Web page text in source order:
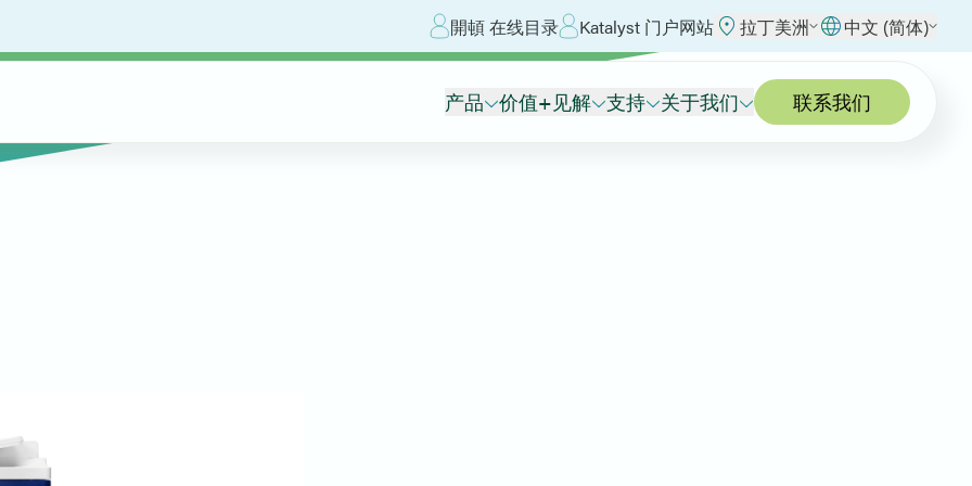
開頓 在线目录 Katalyst 门户网站 拉丁美洲 中文 (简体)
产品 价值+见解 支持 关于我们 联系我们